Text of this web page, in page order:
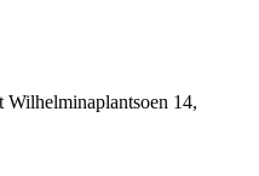
Wilhelminaplantsoen 14,